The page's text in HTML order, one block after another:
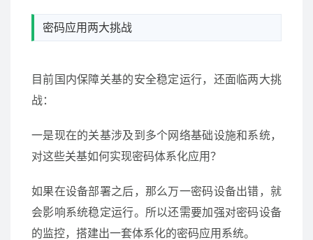
密码应用两大挑战
目前国内保障关基的安全稳定运行，还面临两大挑
战：
一是现在的关基涉及到多个网络基础设施和系统，
对这些关基如何实现密码体系化应用？
如果在设备部署之后，那么万一密码设备出错，就
会影响系统稳定运行。所以还需要加强对密码设备
的监控，搭建出一套体系化的密码应用系统。